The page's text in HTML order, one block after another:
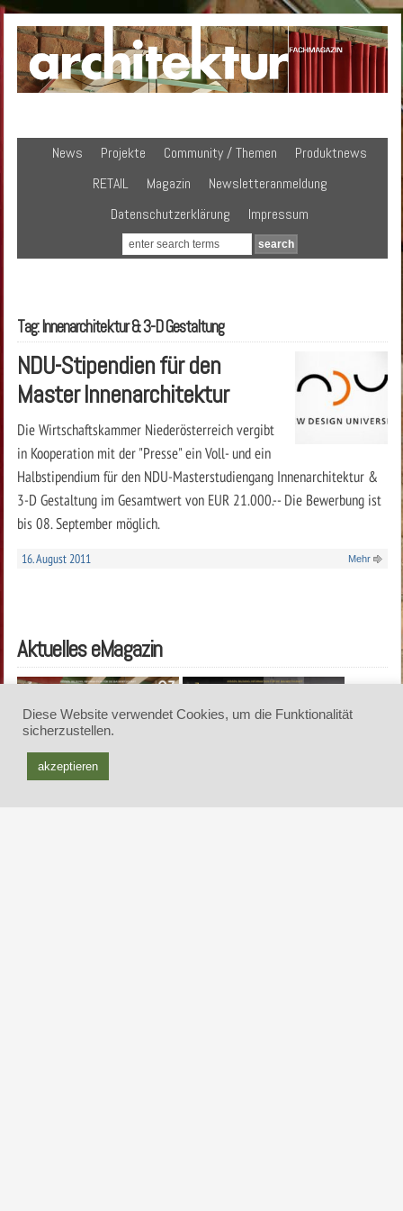
News Projekte Community / Themen
Produktnews
RETAIL
Magazin
Newsletteranmeldung
Datenschutzerklärung
Impressum
Tag: Innenarchitektur & 3-D Gestaltung
NDU-Stipendien für den
Master Innenarchitektur
Die Wirtschaftskammer Niederösterreich vergibt
in Kooperation mit der "Presse" ein Voll- und ein
Halbstipendium für den NDU-Masterstudiengang Innenarchitektur &
3-D Gestaltung im Gesamtwert von EUR 21.000.-- Die Bewerbung ist
bis 08. September möglich.
16. August 2011 Mehr
Aktuelles eMagazin
Diese Website verwendet Cookies, um die Funktionalität
sicherzustellen.
akzeptieren